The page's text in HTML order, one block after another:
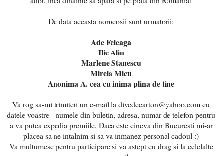
De data aceasta norocosii sunt urmatorii:
Ade Feleaga
Ilie Alin
Marlene Stanescu
Mirela Micu
Anonima A. cea cu inima plina de tine
Va rog sa-mi trimiteti un e-mail la divedecarton@yahoo.com cu
datele voastre - numele din buletin, adresa, numar de telefon pentru
a va putea expedia premiile. Daca este cineva din Bucuresti mi-ar
placea sa ne intalnim si sa va inmanez personal cadoul :)
Va multumesc pentru participare si va astept cu drag si la celelalte